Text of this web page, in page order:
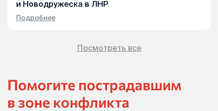
и Новодружеска в ЛНР
Подробнее
Посмотреть все
Помогите пострадавшим
в зоне конфликта